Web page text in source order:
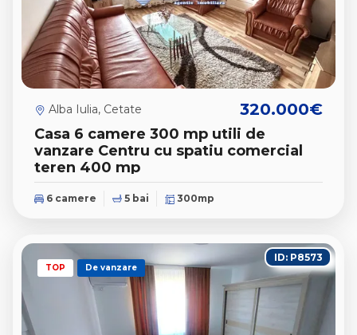
Casa 6 camere 300 mp utili de
vanzare Centru cu spatiu comercial
teren 400 mp
Alba Iulia, Cetate 320.000€
6 camere 5 bai 300mp
TOP De vanzare
ID: P8573